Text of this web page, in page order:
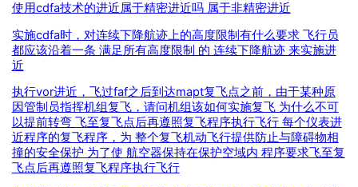
使用cdfa技术的进近属于精密进近吗 属于非精密进近
实施cdfa时，对连续下降航迹上的高度限制有什么要求 飞行员
都应该沿着一条 满足所有高度限制 的 连续下降航迹 来实施进
近
执行vor进近，飞过faf之后到达mapt复飞点之前，由于某种原
因管制员指挥机组复飞，请问机组该如何实施复飞 为什么不可
以提前转弯 飞至复飞点后再遵照复飞程序执行飞行 每个仪表进
近程序的复飞程序，为 整个复飞机动飞行提供防止与障碍物相
撞的安全保护 为了使 航空器保持在保护空域内 程序要求飞至复
飞点后再遵照复飞程序执行飞行